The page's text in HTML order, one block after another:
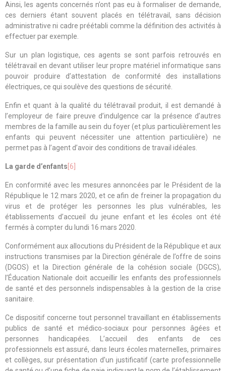
Ainsi, les agents concernés n’ont pas eu à formaliser de demande,
ces derniers étant souvent placés en télétravail, sans décision
administrative ni cadre préétabli comme la définition des activités à
effectuer par exemple.
Sur un plan logistique, ces agents se sont parfois retrouvés en
télétravail en devant utiliser leur propre matériel informatique sans
pouvoir produire d’attestation de conformité des installations
électriques, ce qui soulève des questions de sécurité.
Enfin et quant à la qualité du télétravail produit, il est demandé à
l’employeur de faire preuve d’indulgence car la présence d’autres
membres de la famille au sein du foyer (et plus particulièrement les
enfants qui peuvent nécessiter une attention particulière) ne
permet pas à l’agent d’avoir des conditions de travail idéales.
La garde d’enfants [6]
En conformité avec les mesures annoncées par le Président de la
République le 12 mars 2020, et ce afin de freiner la propagation du
virus et de protéger les personnes les plus vulnérables, les
établissements d’accueil du jeune enfant et les écoles ont été
fermés à compter du lundi 16 mars 2020.
Conformément aux allocutions du Président de la République et aux
instructions transmises par la Direction générale de l’offre de soins
(DGOS) et la Direction générale de la cohésion sociale (DGCS),
l’Éducation Nationale doit accueillir les enfants des professionnels
de santé et des personnels indispensables à la gestion de la crise
sanitaire.
Ce dispositif concerne tout personnel travaillant en établissements
publics de santé et médico-sociaux pour personnes âgées et
personnes handicapées. L’accueil des enfants de ces
professionnels est assuré, dans leurs écoles maternelles, primaires
et collèges, sur présentation d’un justificatif (carte professionnelle